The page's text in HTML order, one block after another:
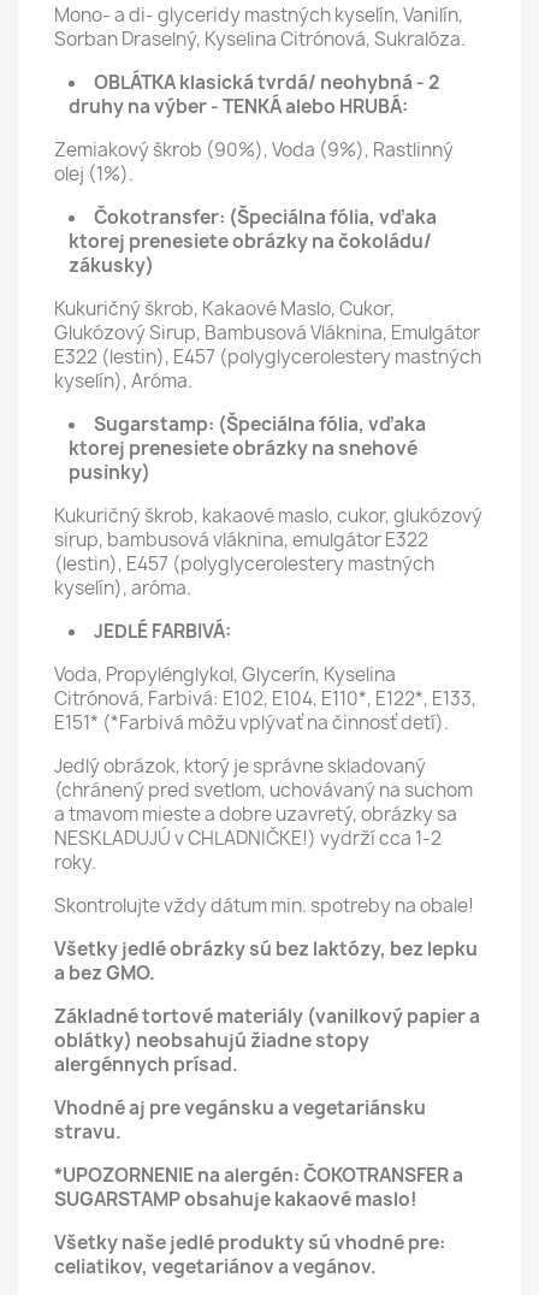
Mono- a di- glyceridy mastných kyselín, Vanilín,
Sorban Draselný, Kyselina Citrónová, Sukralóza.
OBLÁTKA klasická tvrdá/ neohybná - 2
druhy na výber - TENKÁ alebo HRUBÁ:
Zemiakový škrob (90%), Voda (9%), Rastlinný
olej (1%).
Čokotransfer: (Špeciálna fólia, vďaka
ktorej prenesiete obrázky na čokoládu/
zákusky)
Kukuričný škrob, Kakaové Maslo, Cukor,
Glukózový Sirup, Bambusová Vláknina, Emulgátor
E322 (lestin), E457 (polyglycerolestery mastných
kyselín), Aróma.
Sugarstamp: (Špeciálna fólia, vďaka
ktorej prenesiete obrázky na snehové
pusinky)
Kukuričný škrob, kakaové maslo, cukor, glukózový
sirup, bambusová vláknina, emulgátor E322
(lestin), E457 (polyglycerolestery mastných
kyselín), aróma.
JEDLÉ FARBIVÁ:
Voda, Propylénglykol, Glycerín, Kyselina
Citrónová, Farbivá: E102, E104, E110*, E122*, E133,
E151* (*Farbivá môžu vplývať na činnosť detí).
Jedlý obrázok, ktorý je správne skladovaný
(chránený pred svetlom, uchovávaný na suchom
a tmavom mieste a dobre uzavretý, obrázky sa
NESKLADUJÚ v CHLADNIČKE!) vydrží cca 1-2
roky.
Skontrolujte vždy dátum min. spotreby na obale!
Všetky jedlé obrázky sú bez laktózy, bez lepku
a bez GMO.
Základné tortové materiály (vanilkový papier a
oblátky) neobsahujú žiadne stopy
alergénnych prísad.
Vhodné aj pre vegánsku a vegetariánsku
stravu.
*UPOZORNENIE na alergén: ČOKOTRANSFER a
SUGARSTAMP obsahuje kakaové maslo!
Všetky naše jedlé produkty sú vhodné pre:
celiatikov, vegetariánov a vegánov.